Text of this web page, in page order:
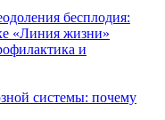
бесплодия:
«Линия жизни»
и
системы: почему